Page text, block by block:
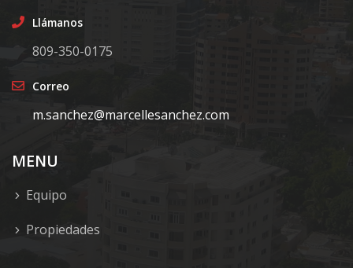
Llámanos
809-350-0175
Correo
m.sanchez@marcellesanchez.com
MENU
Equipo
Propiedades